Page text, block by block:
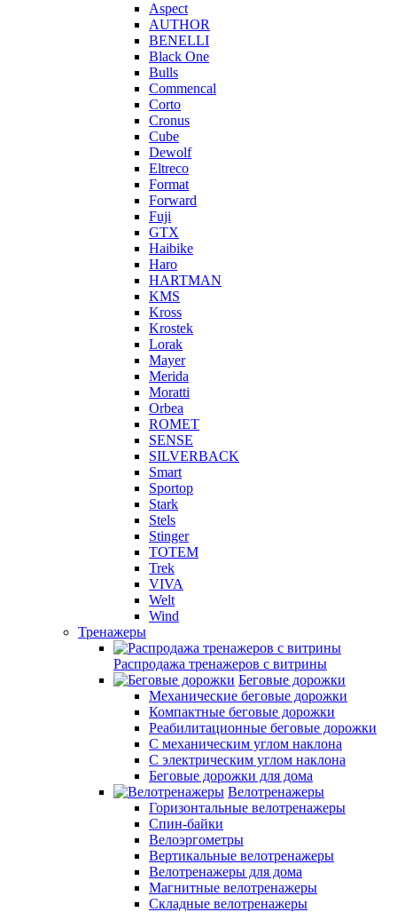
Aspect
AUTHOR
BENELLI
Black One
Bulls
Commencal
Corto
Cronus
Cube
Dewolf
Eltreco
Format
Forward
Fuji
GTX
Haibike
Haro
HARTMAN
KMS
Kross
Krostek
Lorak
Mayer
Merida
Moratti
Orbea
ROMET
SENSE
SILVERBACK
Smart
Sportop
Stark
Stels
Stinger
TOTEM
Trek
VIVA
Welt
Wind
Тренажеры
Распродажа тренажеров с витрины
Беговые дорожки
Механические беговые дорожки
Компактные беговые дорожки
Реабилитационные беговые дорожки
С механическим углом наклона
С электрическим углом наклона
Беговые дорожки для дома
Велотренажеры
Горизонтальные велотренажеры
Спин-байки
Велоэргометры
Вертикальные велотренажеры
Велотренажеры для дома
Магнитные велотренажеры
Складные велотренажеры